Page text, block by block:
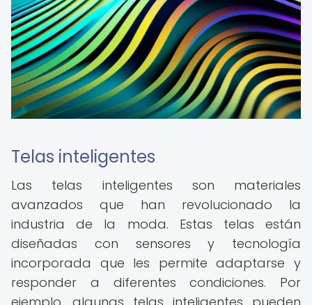
Telas inteligentes
Las telas inteligentes son materiales
avanzados que han revolucionado la
industria de la moda. Estas telas están
diseñadas con sensores y tecnología
incorporada que les permite adaptarse y
responder a diferentes condiciones. Por